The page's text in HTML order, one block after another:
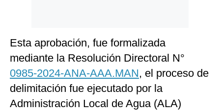
Esta aprobación, fue formalizada
mediante la Resolución Directoral N°
0985-2024-ANA-AAA.MAN, el proceso de
delimitación fue ejecutado por la
Administración Local de Agua (ALA)